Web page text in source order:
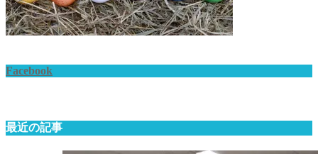
Facebook
最近の記事